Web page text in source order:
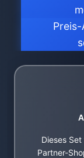
Preis-
Dieses
Partner-